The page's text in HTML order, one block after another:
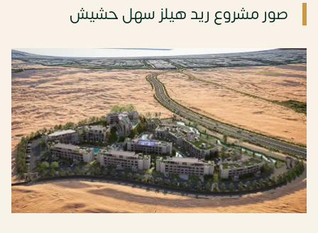
صور مشروع ريد هيلز سهل حشيش